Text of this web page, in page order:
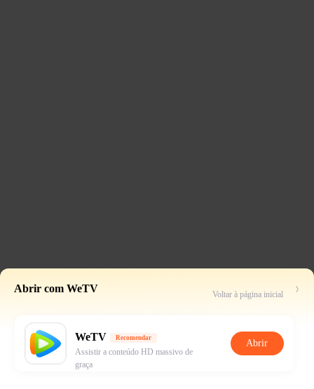
Abrir com WeTV Voltar à página inicial
WeTV Recomendar
Assistir a conteúdo HD massivo de
graça
Abrir